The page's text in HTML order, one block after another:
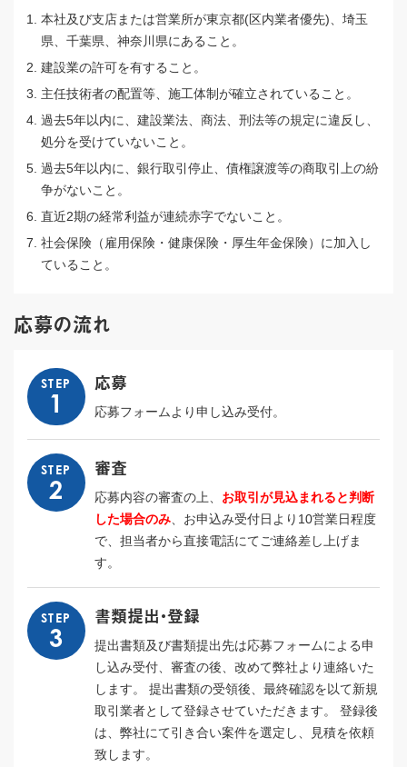
本社及び支店または営業所が東京都(区内業者優先)、埼玉
県、千葉県、神奈川県にあること。
建設業の許可を有すること。
主任技術者の配置等、施工体制が確立されていること。
過去5年以内に、建設業法、商法、刑法等の規定に違反し、
処分を受けていないこと。
過去5年以内に、銀行取引停止、債権譲渡等の商取引上の紛
争がないこと。
直近2期の経常利益が連続赤字でないこと。
社会保険（雇用保険・健康保険・厚生年金保険）に加入し
ていること。
応募の流れ
STEP
1
応募
応募フォームより申し込み受付。
STEP
2
審査
応募内容の審査の上、 お取引が見込まれると判断
した場合のみ、お申込み受付日より10営業日程度
で、担当者から直接電話にてご連絡差し上げま
す。
STEP
3
書類提出・登録
提出書類及び書類提出先は応募フォームによる申
し込み受付、審査の後、改めて弊社より連絡いた
します。 提出書類の受領後、最終確認を以て新規
取引業者として登録させていただきます。 登録後
は、弊社にて引き合い案件を選定し、見積を依頼
致します。